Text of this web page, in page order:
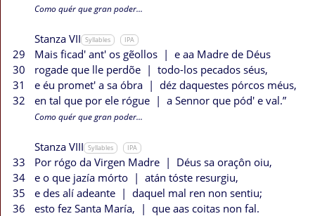
Como quér que gran poder...
Stanza VII Syllables IPA
29 Mais ficad' ant' os gẽollos | e aa Madre de Déus
30
rogade que lle perdõe | todo-los pecados séus,
31
e éu promet' a sa óbra | déz daquestes pórcos méus,
32
en tal que por ele rógue | a Sennor que pód' e val.”
Como quér que gran poder...
Stanza VIII Syllables IPA
33 Por rógo da Virgen Madre | Déus sa oraçôn oiu,
34
e o que jazía mórto | atán tóste resurgiu,
35
e des alí adeante | daquel mal ren non sentiu;
36
esto fez Santa María, | que aas coitas non fal.